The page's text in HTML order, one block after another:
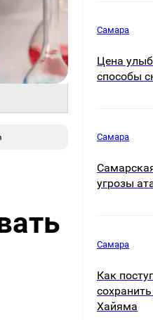
Самара
Цена
способы
Самара
угрозы
Самара
Как
Хайяма